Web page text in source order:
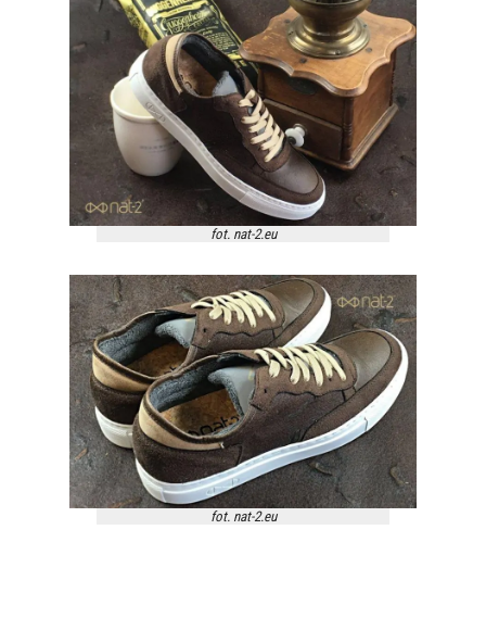
fot. nat-2.eu
fot. nat-2.eu